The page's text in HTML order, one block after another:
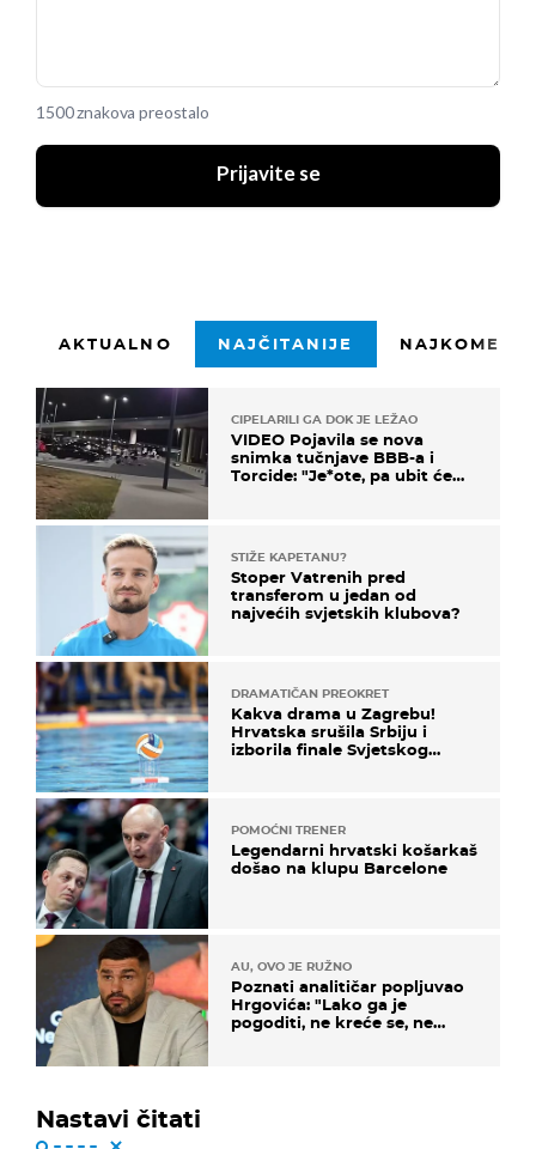
1500 znakova preostalo
Prijavite se
AKTUALNO NAJČITANIJE
CIPELARILI GA DOK JE LEŽAO
VIDEO Pojavila se nova
snimka tučnjave BBB-a i
Torcide: "Je*ote, pa ubit će
STIŽE KAPETANU?
Stoper Vatrenih pred
transferom u jedan od
najvećih svjetskih klubova?
DRAMATIČAN PREOKRET
Kakva drama u Zagrebu!
Hrvatska srušila Srbiju i
izborila finale Svjetskog
POMOĆNI TRENER
Legendarni hrvatski košarkaš
došao na klupu Barcelone
AU, OVO JE RUŽNO
Poznati analitičar popljuvao
Hrgovića: "Lako ga je
pogoditi, ne kreće se, ne
Nastavi čitati